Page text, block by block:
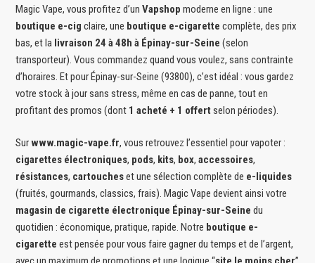
Magic Vape, vous profitez d’unVapshop moderne en ligne : une
boutique e-cig claire, une boutique e-cigarette complète, des prix
bas, et la livraison 24 à 48h à Épinay-sur-Seine (selon
transporteur). Vous commandez quand vous voulez, sans contrainte
d’horaires. Et pour Épinay-sur-Seine (93800), c’est idéal : vous gardez
votre stock à jour sans stress, même en cas de panne, tout en
profitant des promos (dont 1 acheté + 1 offert selon périodes).
Surwww.magic-vape.fr, vous retrouvez l’essentiel pour vapoter :
cigarettes électroniques, pods, kits, box,accessoires,
résistances, cartoucheset une sélection complète de e-liquides
(fruités, gourmands, classics, frais). Magic Vape devient ainsi votre
magasin de cigarette électronique Épinay-sur-Seine du
quotidien : économique, pratique, rapide. Notre boutique e-
cigarette est pensée pour vous faire gagner du temps et de l’argent,